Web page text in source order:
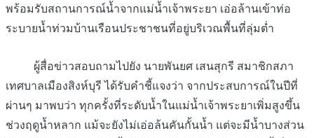
พร้อมรับสถานการณ์น้ำจากแม่น้ำเจ้าพระยา เอ่อล้านเข้าท่อ
ระบายน้ำท่วมบ้านเรือนประชาชนที่อยู่บริเวณพื้นที่ลุ่มต่ำ
ผู้สื่อข่าวสอบถามไปยัง นายพันยศ เสนสุกรี สมาชิกสภา
เทศบาลเมืองสิงห์บุรี ได้รับคำชี้แจงว่า จากประสบการณ์ในปีที่
ผ่านๆ มาพบว่า ทุกครั้งที่ระดับน้ำในแม่น้ำเจ้าพระยาเพิ่มสูงขึ้น
ช่วงฤดูน้ำหลาก แม้จะยังไม่เอ่อล้นคันกั้นน้ำ แต่จะมีน้ำบางส่วน